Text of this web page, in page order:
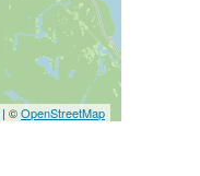
| ©OpenStreetMap